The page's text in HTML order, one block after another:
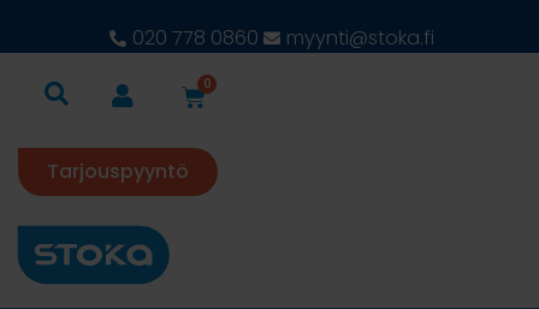
020 778 0860 myynti@stoka.fi
0
Tarjouspyyntö